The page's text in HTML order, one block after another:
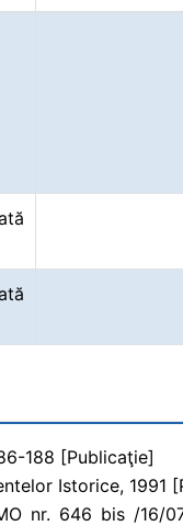
188 [Publicaţie]
Istorice,
nr. 646 bis /16/